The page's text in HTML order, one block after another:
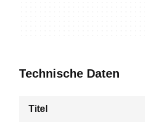
Technische Daten
Titel